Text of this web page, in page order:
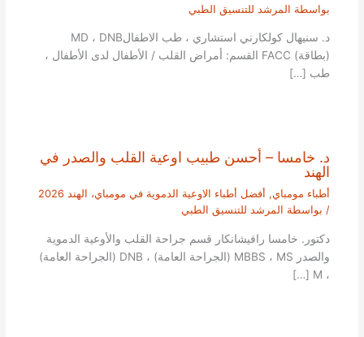
بواسطة المرشد للتنسيق الطبي
د. سنيهال كولكارني استشاري ، طب الاطفالMD ، DNB
(بطاقة) FACC القسم: أمراض القلب / الأطفال لدى الأطفال ،
طب […]
د. خامسا – أحسن طبيب اوعية القلب والصدر في
الهند
أطباء مومباي, أفضل أطباء الاوعية الدموية في مومباي، الهند 2026
/ بواسطة المرشد للتنسيق الطبي
دكتور. خامسا رافيشانكار قسم جراحة القلب والأوعية الدموية
والصدر MBBS ، MS (الجراحة العامة) ، DNB (الجراحة العامة)
، M […]